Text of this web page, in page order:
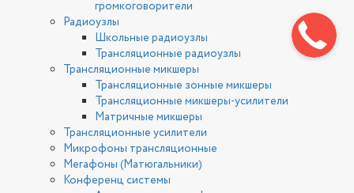
громкоговорители
Радиоузлы
Школьные радиоузлы
Трансляционные радиоузлы
Трансляционные микшеры
Трансляционные зонные микшеры
Трансляционные микшеры-усилители
Матричные микшеры
Трансляционные усилители
Микрофоны трансляционные
Мегафоны (Матюгальники)
Конференц системы